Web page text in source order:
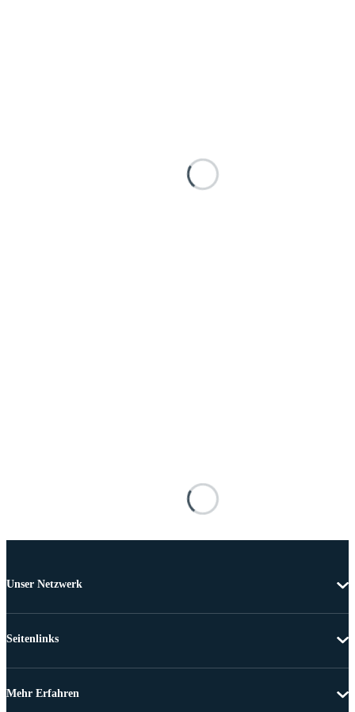
Unser Netzwerk
Seitenlinks
Mehr Erfahren